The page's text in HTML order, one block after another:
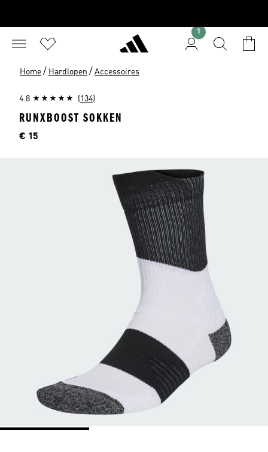
1
Home / Hardlopen / Accessoires
4.8 (134)
RUNXBOOST SOKKEN
Price
€ 15